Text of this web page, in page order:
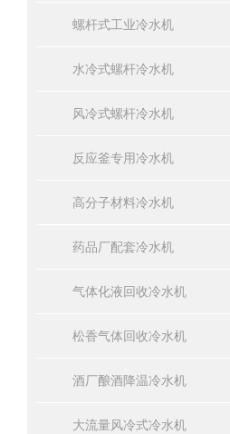
螺杆式工业冷水机
水冷式螺杆冷水机
风冷式螺杆冷水机
反应釜专用冷水机
高分子材料冷水机
药品厂配套冷水机
气体化液回收冷水机
松香气体回收冷水机
酒厂酿酒降温冷水机
大流量风冷式冷水机